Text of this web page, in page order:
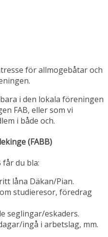
för allmogebåtar och
i den lokala föreningen
FAB, eller som vi
i både och.
(FABB)
får du bla:
låna Däkan/Pian.
studieresor, föredrag
seglingar/eskaders.
ingå i arbetslag, mm.